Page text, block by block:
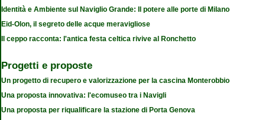
Identità e Ambiente sul Naviglio Grande: Il potere alle porte di Milano
Eid-Olon, il segreto delle acque meravigliose
Il ceppo racconta: l'antica festa celtica rivive al Ronchetto
Progetti e proposte
Un progetto di recupero e valorizzazione per la cascina Monterobbio
Una proposta innovativa: l'ecomuseo tra i Navigli
Una proposta per riqualificare la stazione di Porta Genova